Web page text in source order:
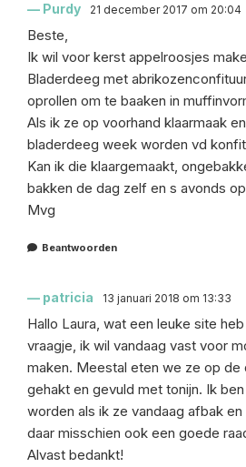
Purdy 21 december 2017 om 20:04
Beste,
Ik wil voor kerst appelroosjes
Bladerdeeg met
oprollen om te baaken in
Als ik ze op voorhand klaarmaak
bladerdeeg week worden vd
Kan ik die klaargemaakt,
bakken de dag zelf en s avonds
Mvg
Beantwoorden
patricia 13 januari 2018 om 13:33
Hallo Laura, wat een leuke site
vraagje, ik wil vandaag vast voor
maken. Meestal eten we ze op de
gehakt en gevuld met tonijn. Ik
worden als ik ze vandaag afbak
daar misschien ook een goede
Alvast bedankt!